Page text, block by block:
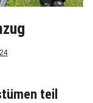
teil